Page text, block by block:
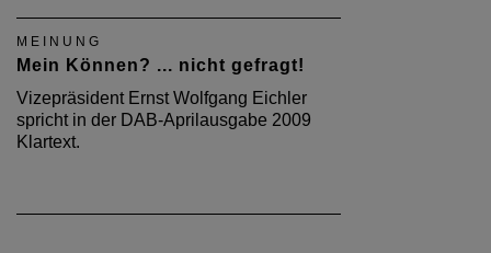
MEINUNG
Mein Können? ... nicht gefragt!
Vizepräsident Ernst Wolfgang Eichler
spricht in der DAB-Aprilausgabe 2009
Klartext.